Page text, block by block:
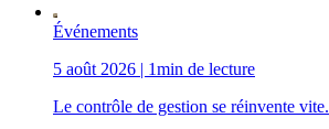
Événements
5 août 2026 | 1min de lecture
Le contrôle de gestion se réinvente vite.